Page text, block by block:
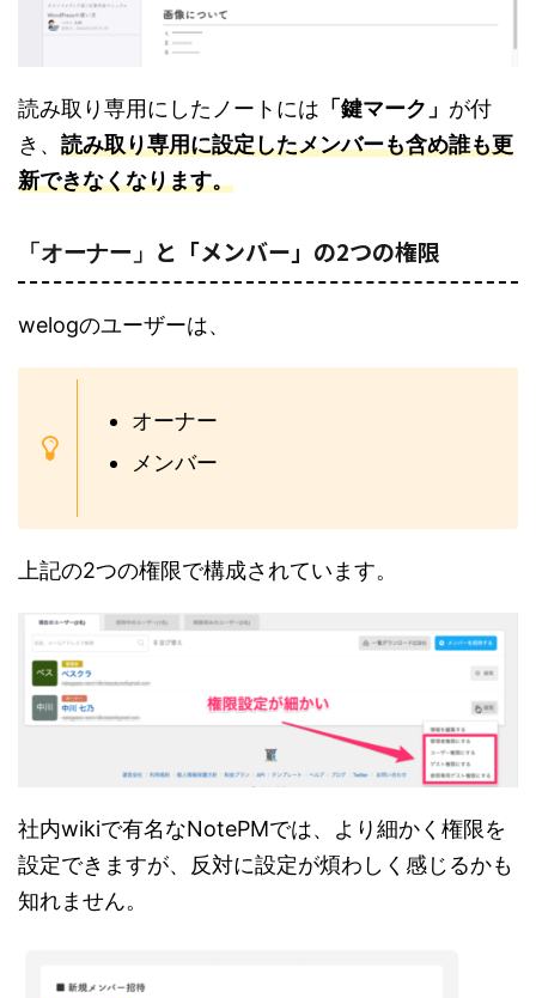
読み取り専用にしたノートには 「鍵マーク」 が付
き、 読み取り専用に設定したメンバーも含め誰も更
新できなくなります。
「オーナー」 と「メンバー」の2つの権限
welogのユーザーは、
オーナー
メンバー
上記の2つの権限で構成されています。
社内wikiで有名なNotePMでは、より細かく権限を
設定できますが、反対に設定が煩わしく感じるかも
知れません。